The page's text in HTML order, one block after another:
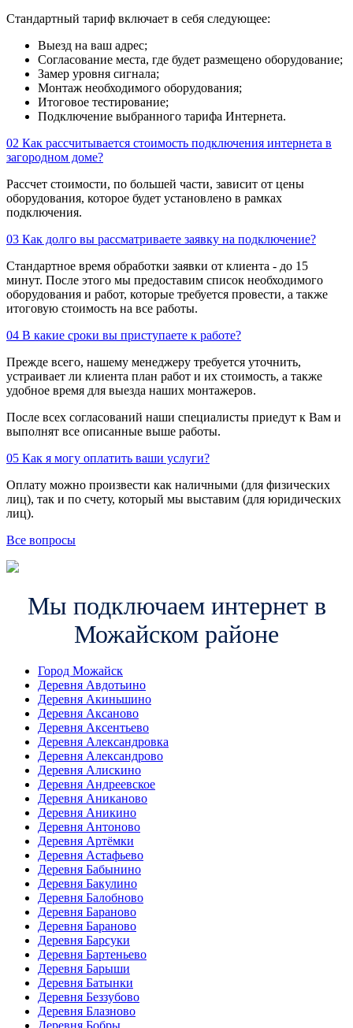
Стандартный тариф включает в себя следующее:
Выезд на ваш адрес;
Согласование места, где будет размещено оборудование;
Замер уровня сигнала;
Монтаж необходимого оборудования;
Итоговое тестирование;
Подключение выбранного тарифа Интернета.
02 Как рассчитывается стоимость подключения интернета в
загородном доме?
Рассчет стоимости, по большей части, зависит от цены
оборудования, которое будет установлено в рамках
подключения.
03 Как долго вы рассматриваете заявку на подключение?
Стандартное время обработки заявки от клиента - до 15
минут. После этого мы предоставим список необходимого
оборудования и работ, которые требуется провести, а также
итоговую стоимость на все работы.
04 В какие сроки вы приступаете к работе?
Прежде всего, нашему менеджеру требуется уточнить,
устраивает ли клиента план работ и их стоимость, а также
удобное время для выезда наших монтажеров.
После всех согласований наши специалисты приедут к Вам и
выполнят все описанные выше работы.
05 Как я могу оплатить ваши услуги?
Оплату можно произвести как наличными (для физических
лиц), так и по счету, который мы выставим (для юридических
лиц).
Все вопросы
Мы подключаем интернет в
Можайском районе
Город Можайск
Деревня Авдотьино
Деревня Акиньшино
Деревня Аксаново
Деревня Аксентьево
Деревня Александровка
Деревня Александрово
Деревня Алискино
Деревня Андреевское
Деревня Аниканово
Деревня Аникино
Деревня Антоново
Деревня Артёмки
Деревня Астафьево
Деревня Бабынино
Деревня Бакулино
Деревня Балобново
Деревня Бараново
Деревня Бараново
Деревня Барсуки
Деревня Бартеньево
Деревня Барыши
Деревня Батынки
Деревня Беззубово
Деревня Блазново
Деревня Бобры